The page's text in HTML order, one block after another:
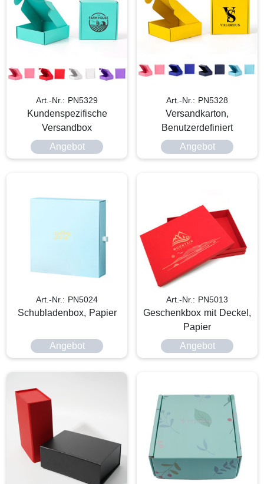
Art.-Nr.: PN5329
Kundenspezifische
Versandbox
Angebot
Art.-Nr.: PN5328
Versandkarton,
Benutzerdefiniert
Angebot
Art.-Nr.: PN5024
Schubladenbox, Papier
Angebot
Art.-Nr.: PN5013
Geschenkbox mit Deckel,
Papier
Angebot